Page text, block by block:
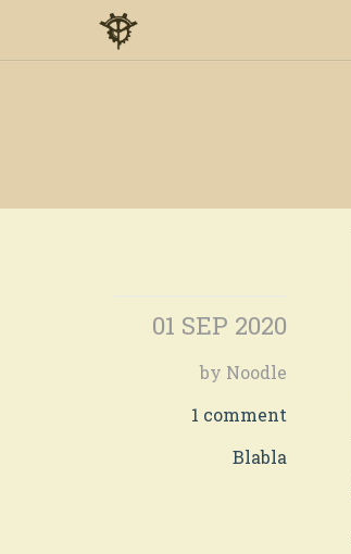
01 SEP 2020
by Noodle
1 comment
Blabla